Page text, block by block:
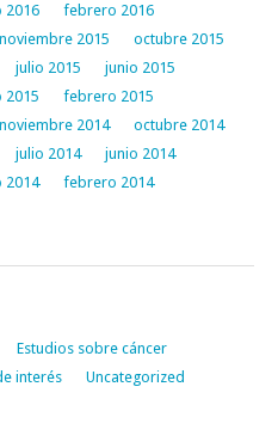
2016
febrero 2016
noviembre 2015
octubre 2015
julio 2015
junio 2015
2015
febrero 2015
noviembre 2014
octubre 2014
julio 2014
junio 2014
2014
febrero 2014
Estudios sobre cáncer
interés
Uncategorized